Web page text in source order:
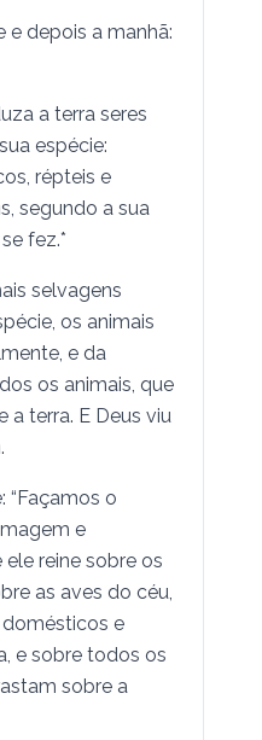
e depois a manhã:
a terra seres
espécie:
répteis e
segundo a sua
fez.*
selvagens
os animais
e da
os animais, que
a terra. E Deus viu
“Façamos o
e
reine sobre os
as aves do céu,
e
e sobre todos os
sobre a